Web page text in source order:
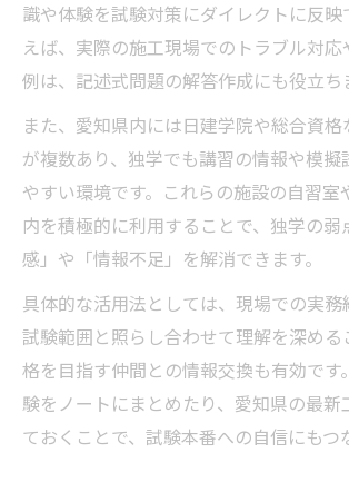
施工管理技士独学愛知県で出
する
施工管理技士独学愛知県で模擬
す方法
施工管理技士独学愛知県で苦
するコツ
施工管理技士独学愛知県で実
する
施工管理技士独学愛知県の合
工夫
識や体験を試験対策にダイレクトに反映
えば、実際の施工現場でのトラブル対
例は、記述式問題の解答作成にも役立ち
また、愛知県内には日建学院や総合資
が複数あり、独学でも講習の情報や模
やすい環境です。これらの施設の自習室
内を積極的に利用することで、独学の
感」や「情報不足」を解消できます。
具体的な活用法としては、現場での実務
試験範囲と照らし合わせて理解を深め
格を目指す仲間との情報交換も有効です
験をノートにまとめたり、愛知県の最新
ておくことで、試験本番への自信にもつ